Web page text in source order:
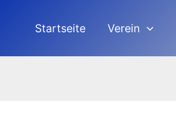
Startseite Verein